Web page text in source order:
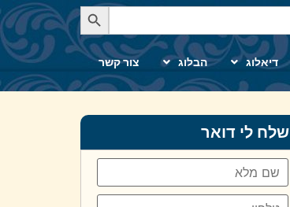
דיאלוג הבלוג צור קשר
שלח לי דואר